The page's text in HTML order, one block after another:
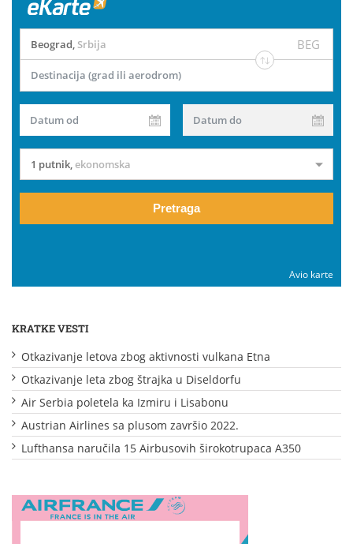
Beograd, Srbija BEG
Destinacija (grad ili aerodrom)
Datum od Datum do
1 putnik,ekonomska
Pretraga
Avio karte
KRATKE VESTI
Otkazivanje letova zbog aktivnosti vulkana Etna
Otkazivanje leta zbog štrajka u Diseldorfu
Air Serbia poletela ka Izmiru i Lisabonu
Austrian Airlines sa plusom završio 2022.
Lufthansa naručila 15 Airbusovih širokotrupaca A350